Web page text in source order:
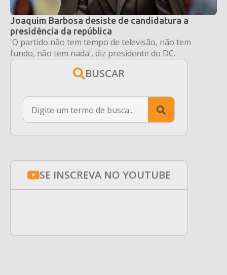
Joaquim Barbosa desiste de candidatura a
presidência da república
'O partido não tem tempo de televisão, não tem
fundo, não tem nada', diz presidente do DC.
BUSCAR
Search
SE INSCREVA NO YOUTUBE